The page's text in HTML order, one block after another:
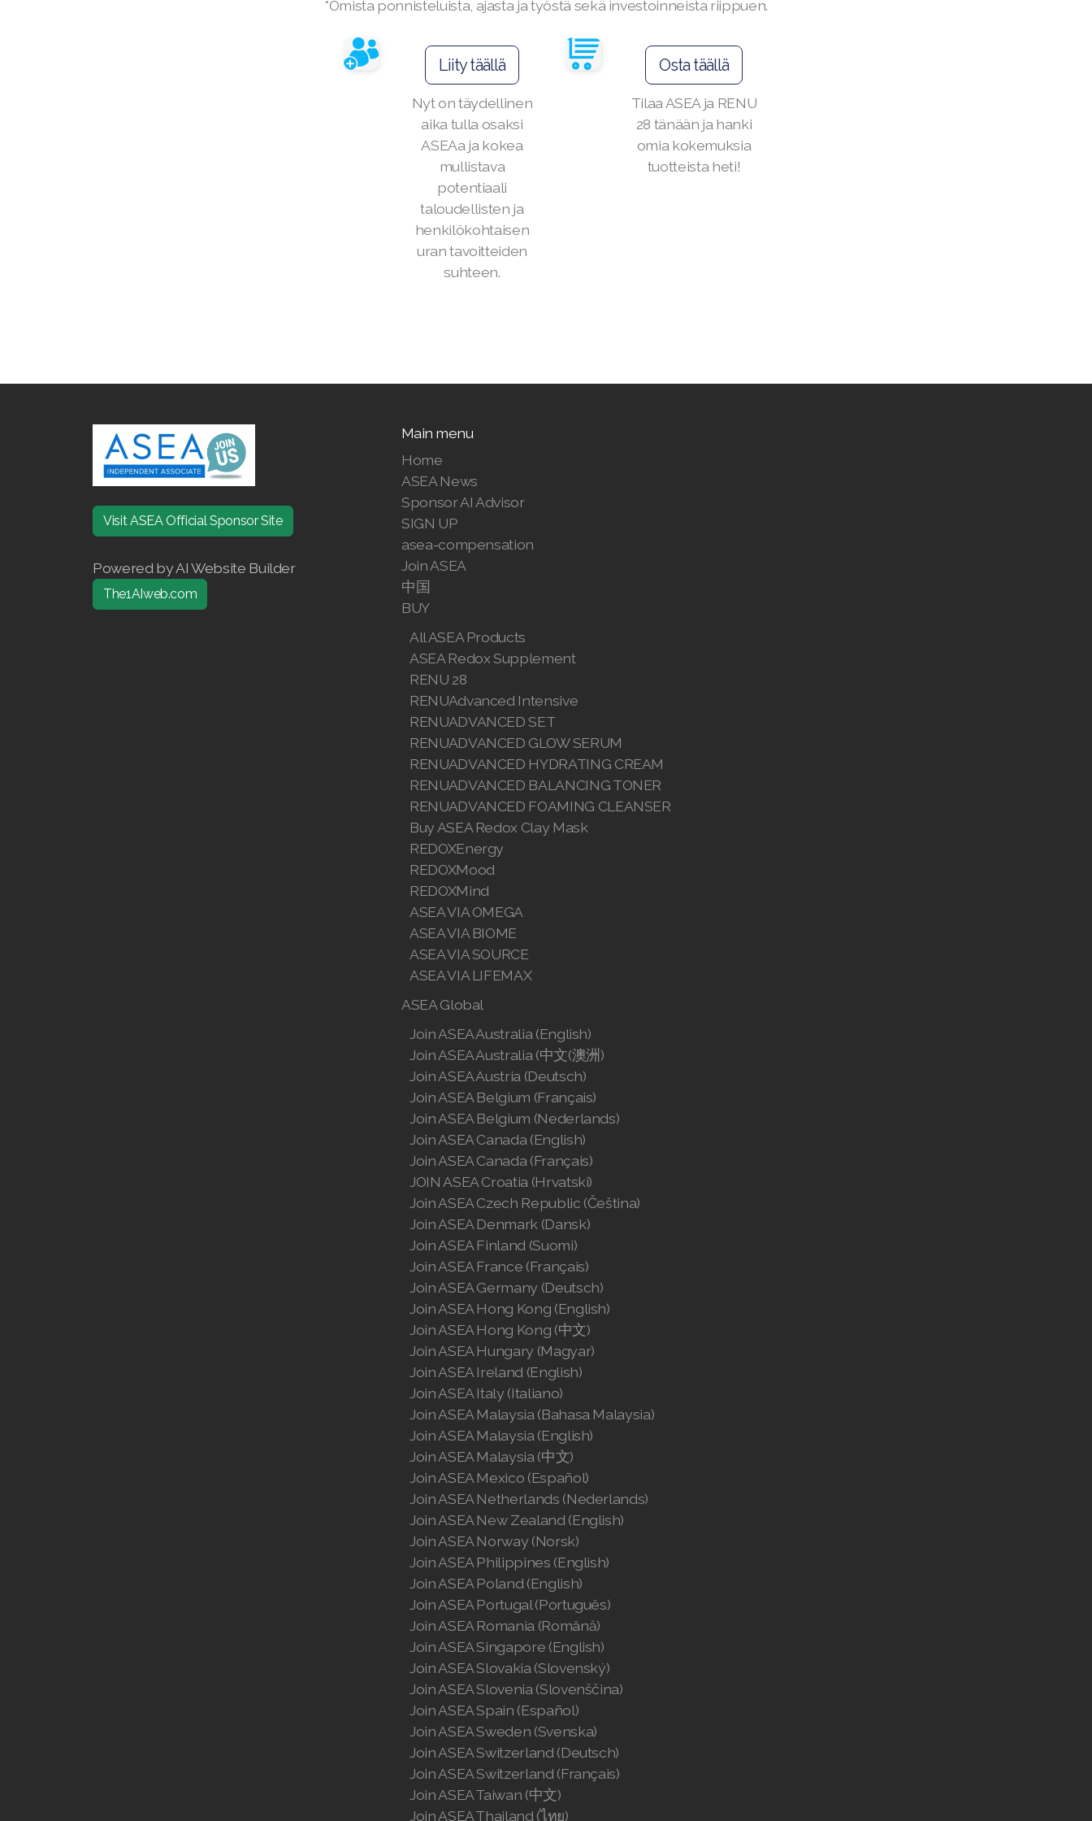
*Omista ponnisteluista, ajasta ja työstä sekä investoinneista riippuen.
Liity täällä
Nyt on täydellinen
aika tulla osaksi
ASEAa ja kokea
mullistava
potentiaali
taloudellisten ja
henkilökohtaisen
uran tavoitteiden
suhteen.
Osta täällä
Tilaa ASEA ja RENU
28 tänään ja hanki
omia kokemuksia
tuotteista heti!
Visit ASEA Official Sponsor Site
Powered by AI Website Builder
The1AIweb.com
Main menu
Home
ASEA News
Sponsor AI Advisor
SIGN UP
asea-compensation
Join ASEA
中国
BUY
All ASEA Products
ASEA Redox Supplement
RENU 28
RENUAdvanced Intensive
RENUADVANCED SET
RENUADVANCED GLOW SERUM
RENUADVANCED HYDRATING CREAM
RENUADVANCED BALANCING TONER
RENUADVANCED FOAMING CLEANSER
Buy ASEA Redox Clay Mask
REDOXEnergy
REDOXMood
REDOXMind
ASEA VIA OMEGA
ASEA VIA BIOME
ASEA VIA SOURCE
ASEA VIA LIFEMAX
ASEA Global
Join ASEA Australia (English)
Join ASEA Australia (中文(澳洲)
Join ASEA Austria (Deutsch)
Join ASEA Belgium (Français)
Join ASEA Belgium (Nederlands)
Join ASEA Canada (English)
Join ASEA Canada (Français)
JOIN ASEA Croatia (Hrvatski)
Join ASEA Czech Republic (Čeština)
Join ASEA Denmark (Dansk)
Join ASEA Finland (Suomi)
Join ASEA France (Français)
Join ASEA Germany (Deutsch)
Join ASEA Hong Kong (English)
Join ASEA Hong Kong (中文)
Join ASEA Hungary (Magyar)
Join ASEA Ireland (English)
Join ASEA Italy (Italiano)
Join ASEA Malaysia (Bahasa Malaysia)
Join ASEA Malaysia (English)
Join ASEA Malaysia (中文)
Join ASEA Mexico (Español)
Join ASEA Netherlands (Nederlands)
Join ASEA New Zealand (English)
Join ASEA Norway (Norsk)
Join ASEA Philippines (English)
Join ASEA Poland (English)
Join ASEA Portugal (Português)
Join ASEA Romania (Română)
Join ASEA Singapore (English)
Join ASEA Slovakia (Slovenský)
Join ASEA Slovenia (Slovenščina)
Join ASEA Spain (Español)
Join ASEA Sweden (Svenska)
Join ASEA Switzerland (Deutsch)
Join ASEA Switzerland (Français)
Join ASEA Taiwan (中文)
Join ASEA Thailand (ไทย)